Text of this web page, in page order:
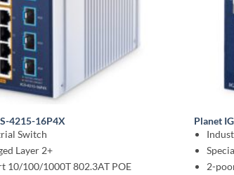
4215-16P4X
Switch
Layer 2+
10/100/1000T 802.3AT POE
Planet
2-